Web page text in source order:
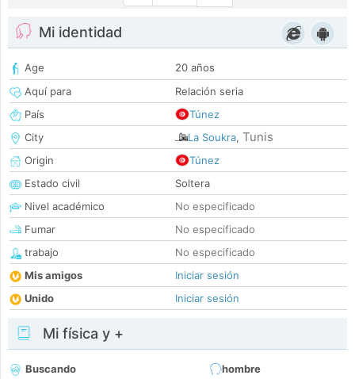
Mi identidad
Age
20 años
Aquí para
Relación seria
País
Túnez
City
La Soukra, Tunis
Origin
Túnez
Estado civil
Soltera
Nivel académico
No especificado
Fumar
No especificado
trabajo
No especificado
Mis amigos
Iniciar sesión
Unido
Iniciar sesión
Mi física y +
Buscando
hombre